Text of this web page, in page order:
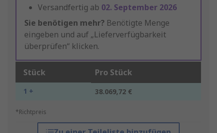
Versandfertig ab 02. September 2026
Sie benötigen mehr? Benötigte Menge
eingeben und auf „Lieferverfügbarkeit
überprüfen“ klicken.
Stück Pro Stück
1 + 38.069,72 €
*Richtpreis